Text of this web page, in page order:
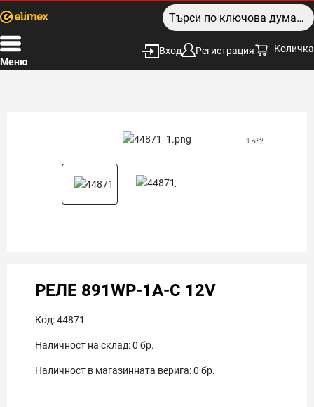
Меню
Вход Регистрация Количка
1 of 2
РЕЛЕ 891WP-1A-C 12V
Код:44871
Наличност на склад:0 бр.
Наличност в магазинната верига:0 бр.